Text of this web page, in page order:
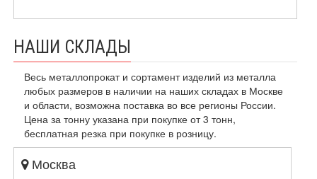
НАШИ СКЛАДЫ
Весь металлопрокат и сортамент изделий из металла
любых размеров в наличии на наших складах в Москве
и области, возможна поставка во все регионы России.
Цена за тонну указана при покупке от 3 тонн,
бесплатная резка при покупке в розницу.
Москва